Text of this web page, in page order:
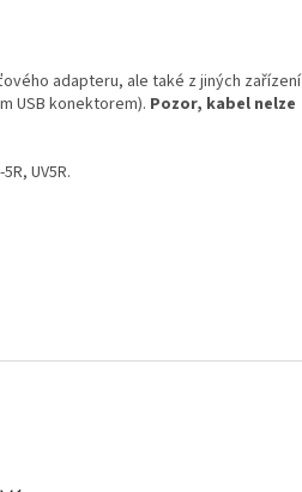
adapteru, ale také z jiných zařízení
USB konektorem). Pozor, kabel nelze
UV5R.